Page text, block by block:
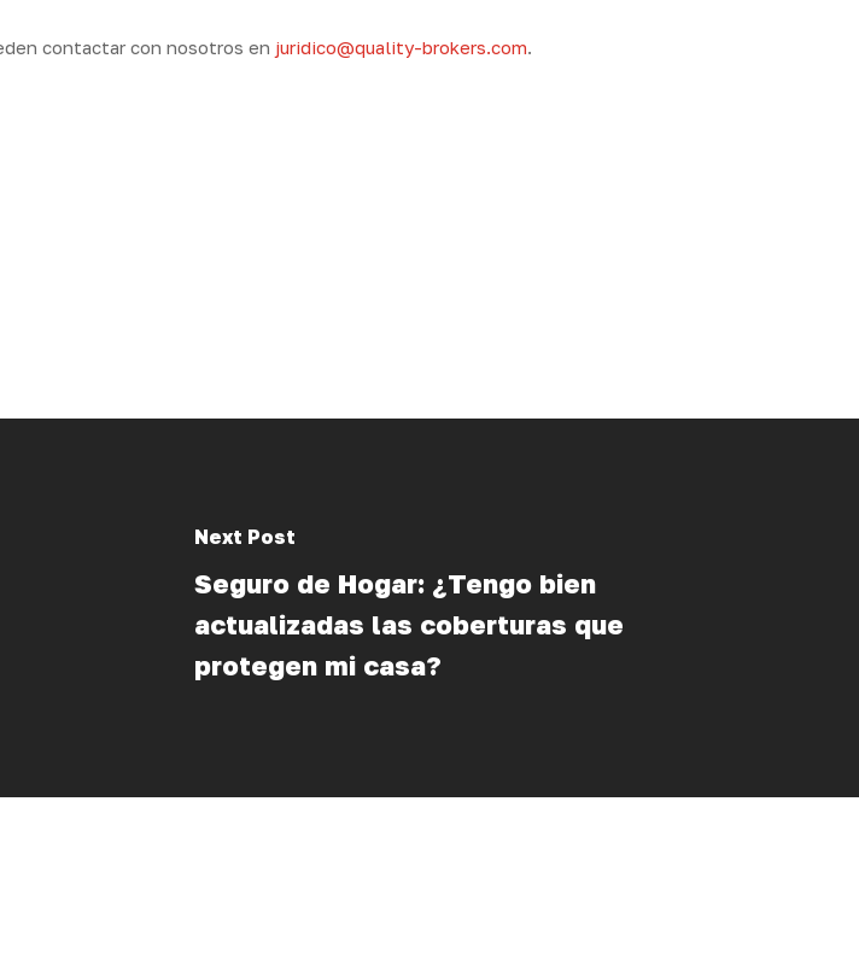
contactar con nosotros en juridico@quality-brokers.com.
Next Post
Seguro de Hogar: ¿Tengo bien
actualizadas las coberturas que
protegen mi casa?